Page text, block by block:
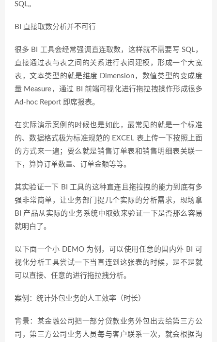
SQL。
BI 直接取数分析并不可行
很多 BI 工具会经常强调直连取数，这样就不需要写 SQL，
直接通过表与表之间的关系进行表间建模，形成一个大宽
表，文本类型的就是维度 Dimension，数值类型的变成度
量 Measure，通过 BI 前端可视化进行拖拉拽操作形成很多
Ad-hoc Report 即席报表。
在实际演示案例的时候也是如此，最常见的就是一个标准
的、数据格式极为标准规范的 EXCEL 表上传一下按照上面
的方式来一遍；要么就是销售订单表和销售明细表关联一
下，算算订单数量、订单金额等等。
其实验证一下 BI 工具的这种直连且拖拉拽的能力到底有多
强非常简单，让业务部门提几个实际的分析需求，现场拿
BI 产品从实际的业务系统中取数来验证一下是否那么容易
就明白了。
以下面一个小 DEMO 为例，可以使用任意的国内外 BI 可
视化分析工具尝试一下当直连到这张表的时候，是不是就
可以直接、任意的进行拖拉拽分析。
案例：统计外包业务的人工效率（时长）
背景：某金融公司把一部分贷款业务外包出去给第三方公
司，第三方公司业务人员每与客户联系一次，就会根据沟